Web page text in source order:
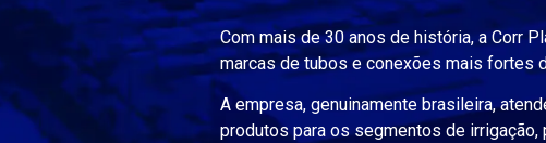
Com mais de 30 anos de história, a Corr
marcas de tubos e conexões mais fortes
A empresa, genuinamente brasileira,
produtos para os segmentos de irrigação,